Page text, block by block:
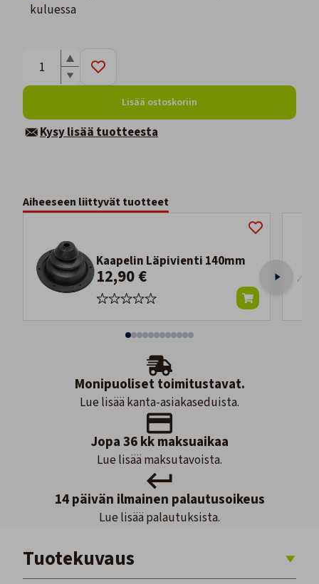
kuluessa
Lisää ostoskoriin
Kysy lisää tuotteesta
Aiheeseen liittyvät tuotteet
Kaapelin Läpivienti 140mm
12,90 €
Monipuoliset toimitustavat.
Lue lisää kanta-asiakaseduista.
Jopa 36 kk maksuaikaa
Lue lisää maksutavoista.
14 päivän ilmainen palautusoikeus
Lue lisää palautuksista.
Tuotekuvaus